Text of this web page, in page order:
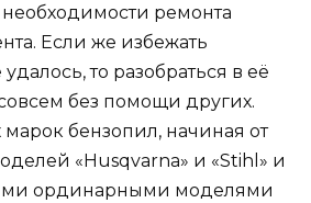
необходимости ремонта
Если же избежать
то разобраться в её
без помощи других.
марок бензопил, начиная от
«Husqvarna» и «Stihl» и
ординарными моделями